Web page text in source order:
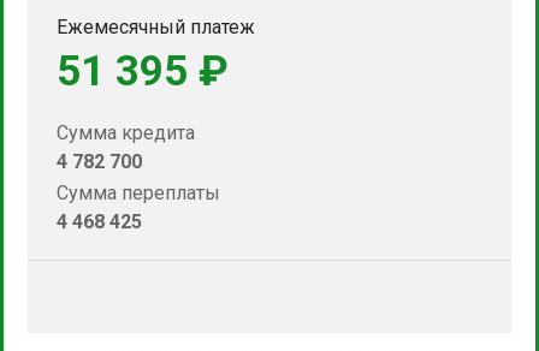
Ежемесячный платеж
51 395 ₽
Сумма кредита
4 782 700
Сумма переплаты
4 468 425